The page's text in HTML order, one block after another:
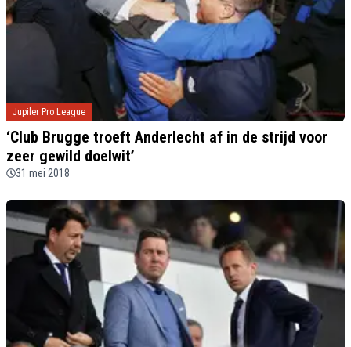
Jupiler Pro League
‘Club Brugge troeft Anderlecht af in de strijd voor
zeer gewild doelwit’
31 mei 2018